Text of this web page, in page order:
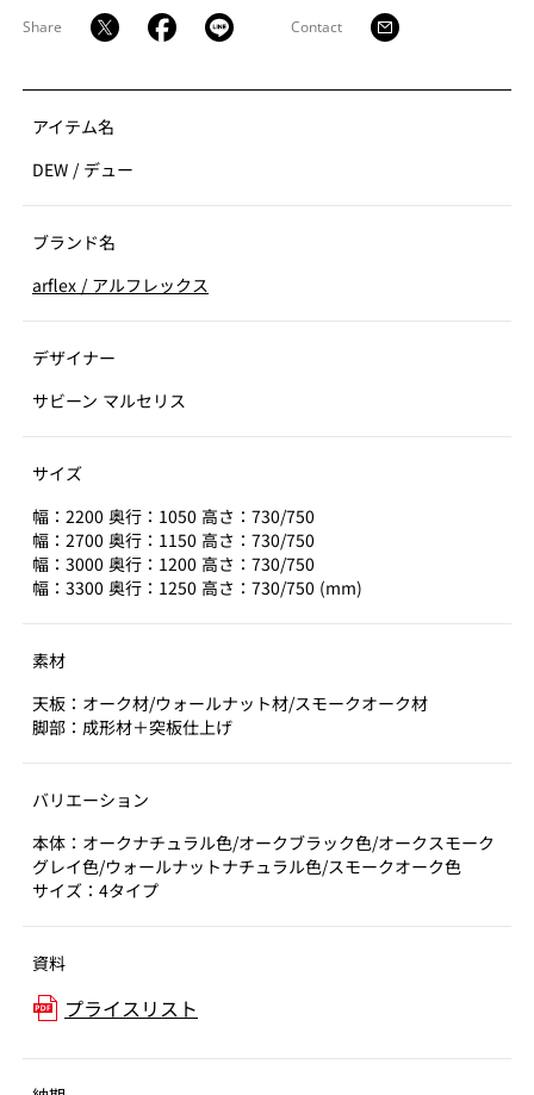
Share Contact
アイテム名
DEW / デュー
ブランド名
arflex / アルフレックス
デザイナー
サビーン マルセリス
サイズ
幅：2200 奥行：1050 高さ：730/750
幅：2700 奥行：1150 高さ：730/750
幅：3000 奥行：1200 高さ：730/750
幅：3300 奥行：1250 高さ：730/750 (mm)
素材
天板：オーク材/ウォールナット材/スモークオーク材
脚部：成形材＋突板仕上げ
バリエーション
本体：オークナチュラル色/オークブラック色/オークスモーク
グレイ色/ウォールナットナチュラル色/スモークオーク色
サイズ：4タイプ
資料
プライスリスト